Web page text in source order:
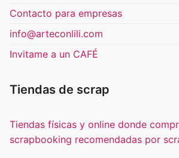
Contacto para empresas
info@arteconlili.com
Invitame a un CAFÉ
Tiendas de scrap
Tiendas físicas y online donde
scrapbooking recomendadas por